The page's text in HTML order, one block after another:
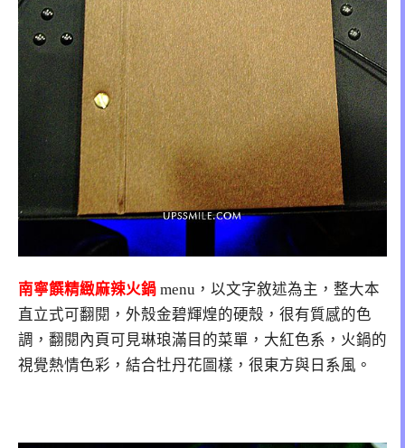
南寧饌精緻麻辣火鍋 menu，以文字敘述為主，整大本
直立式可翻閱，外殼金碧輝煌的硬殼，很有質感的色
調，翻閱內頁可見琳琅滿目的菜單，大紅色系，火鍋的
視覺熱情色彩，結合牡丹花圖樣，很東方與日系風。